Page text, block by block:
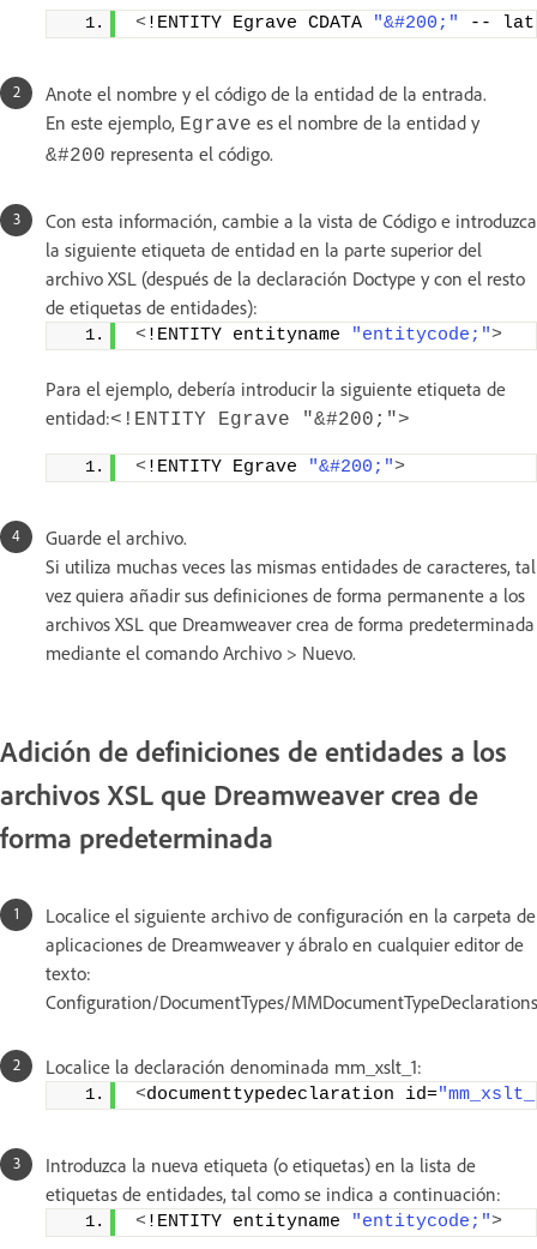
<!ENTITY Egrave CDATA "&#200;" --
Anote el nombre y el código de la entidad de la entrada.
En este ejemplo, Egrave es el nombre de la entidad y
&#200 representa el código.
Con esta información, cambie a la vista de Código e introduzca
la siguiente etiqueta de entidad en la parte superior del
archivo XSL (después de la declaración Doctype y con el resto
de etiquetas de entidades):
<!ENTITY entityname "entitycode;">
Para el ejemplo, debería introducir la siguiente etiqueta de
entidad:<!ENTITY Egrave "&#200;">
<!ENTITY Egrave "&#200;">
Guarde el archivo.
Si utiliza muchas veces las mismas entidades de caracteres, tal
vez quiera añadir sus definiciones de forma permanente a los
archivos XSL que Dreamweaver crea de forma predeterminada
mediante el comando Archivo > Nuevo.
Adición de definiciones de entidades a los
archivos XSL que Dreamweaver crea de
forma predeterminada
Localice el siguiente archivo de configuración en la carpeta de
aplicaciones de Dreamweaver y ábralo en cualquier editor de
texto:
Configuration/DocumentTypes/
Localice la declaración denominada mm_xslt_1:
<documenttypedeclaration id=
Introduzca la nueva etiqueta (o etiquetas) en la lista de
etiquetas de entidades, tal como se indica a continuación:
<!ENTITY entityname "entitycode;">